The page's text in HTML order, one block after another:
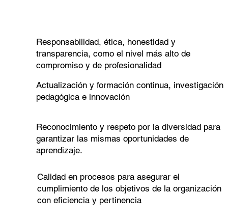
Responsabilidad, ética, honestidad y
transparencia, como el nivel más alto de
compromiso y de profesionalidad
Actualización y formación continua, investigación
pedagógica e innovación
Reconocimiento y respeto por la diversidad para
garantizar las mismas oportunidades de
aprendizaje.
Calidad en procesos para asegurar el
cumplimiento de los objetivos de la organización
con eficiencia y pertinencia